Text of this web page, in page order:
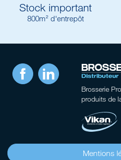
Stock important
800m² d'entrepôt
Facebook LinkedIn
Brosserie Pro
produits de
Mentions